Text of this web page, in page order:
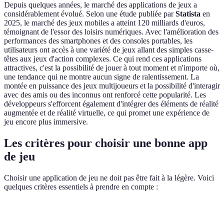
Depuis quelques années, le marché des applications de jeux a
considérablement évolué. Selon une étude publiée parStatista en
2025, le marché des jeux mobiles a atteint 120 milliards d'euros,
témoignant de l'essor des loisirs numériques. Avec l'amélioration des
performances des smartphones et des consoles portables, les
utilisateurs ont accès à une variété de jeux allant des simples casse-
têtes aux jeux d'action complexes. Ce qui rend ces applications
attractives, c'est la possibilité de jouer à tout moment et n'importe où,
une tendance qui ne montre aucun signe de ralentissement. La
montée en puissance des jeux multijoueurs et la possibilité d'interagir
avec des amis ou des inconnus ont renforcé cette popularité. Les
développeurs s'efforcent également d'intégrer des éléments de réalité
augmentée et de réalité virtuelle, ce qui promet une expérience de
jeu encore plus immersive.
Les critères pour choisir une bonne app
de jeu
Choisir une application de jeu ne doit pas être fait à la légère. Voici
quelques critères essentiels à prendre en compte :